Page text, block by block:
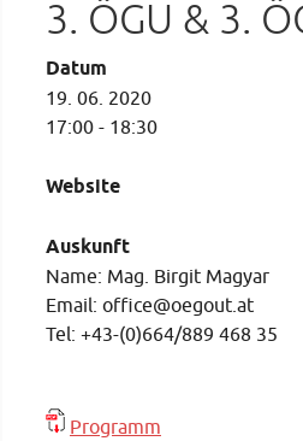
3. ÖGU & 3.
Datum
19. 06. 2020
17:00 - 18:30
Website
Auskunft
Name: Mag. Birgit Magyar
Email: office@oegout.at
Tel: +43-(0)664/889 468 35
Programm